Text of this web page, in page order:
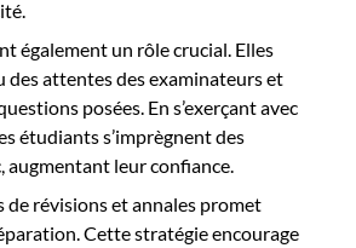
également un rôle crucial. Elles
des attentes des examinateurs et
posées. En s’exerçant avec
étudiants s’imprègnent des
augmentant leur confiance.
de révisions et annales promet
Cette stratégie encourage